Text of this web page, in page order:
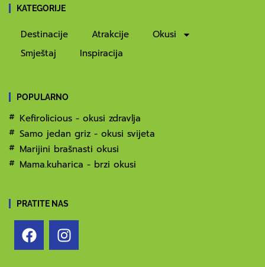
KATEGORIJE
Destinacije Atrakcije
Okusi
Smještaj
Inspiracija
POPULARNO
Kefirolicious - okusi zdravlja
Samo jedan griz - okusi svijeta
Marijini brašnasti okusi
Mama.kuharica - brzi okusi
PRATITE NAS